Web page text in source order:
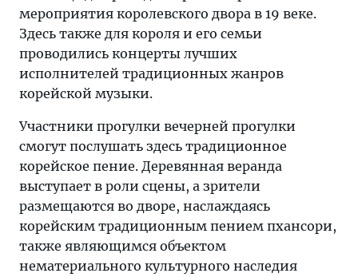
мероприятия королевского двора в 19 веке.
Здесь также для короля и его семьи
проводились концерты лучших
исполнителей традиционных жанров
корейской музыки.
Участники прогулки вечерней прогулки
смогут послушать здесь традиционное
корейское пение. Деревянная веранда
выступает в роли сцены, а зрители
размещаются во дворе, наслаждаясь
корейским традиционным пением пхансори,
также являющимся объектом
нематериального культурного наследия